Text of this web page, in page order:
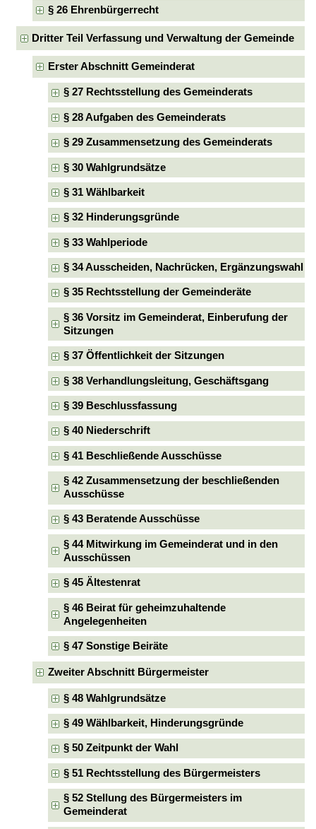
§ 26 Ehrenbürgerrecht
Dritter Teil Verfassung und Verwaltung der Gemeinde
Erster Abschnitt Gemeinderat
§ 27 Rechtsstellung des Gemeinderats
§ 28 Aufgaben des Gemeinderats
§ 29 Zusammensetzung des Gemeinderats
§ 30 Wahlgrundsätze
§ 31 Wählbarkeit
§ 32 Hinderungsgründe
§ 33 Wahlperiode
§ 34 Ausscheiden, Nachrücken, Ergänzungswahl
§ 35 Rechtsstellung der Gemeinderäte
§ 36 Vorsitz im Gemeinderat, Einberufung der
Sitzungen
§ 37 Öffentlichkeit der Sitzungen
§ 38 Verhandlungsleitung, Geschäftsgang
§ 39 Beschlussfassung
§ 40 Niederschrift
§ 41 Beschließende Ausschüsse
§ 42 Zusammensetzung der beschließenden
Ausschüsse
§ 43 Beratende Ausschüsse
§ 44 Mitwirkung im Gemeinderat und in den
Ausschüssen
§ 45 Ältestenrat
§ 46 Beirat für geheimzuhaltende
Angelegenheiten
§ 47 Sonstige Beiräte
Zweiter Abschnitt Bürgermeister
§ 48 Wahlgrundsätze
§ 49 Wählbarkeit, Hinderungsgründe
§ 50 Zeitpunkt der Wahl
§ 51 Rechtsstellung des Bürgermeisters
§ 52 Stellung des Bürgermeisters im
Gemeinderat